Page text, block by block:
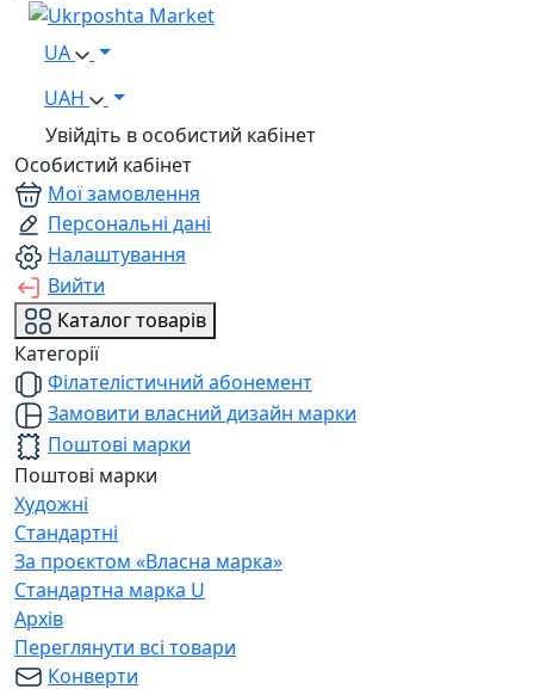
UA
UAH
Увійдіть в особистий кабінет
Особистий кабінет
Мої замовлення
Персональні дані
Налаштування
Вийти
Каталог товарів
Категорії
Філателістичний абонемент
Замовити власний дизайн марки
Поштові марки
Поштові марки
Художні
Стандартні
За проєктом «Власна марка»
Стандартна марка U
Архів
Переглянути всі товари
Конверти